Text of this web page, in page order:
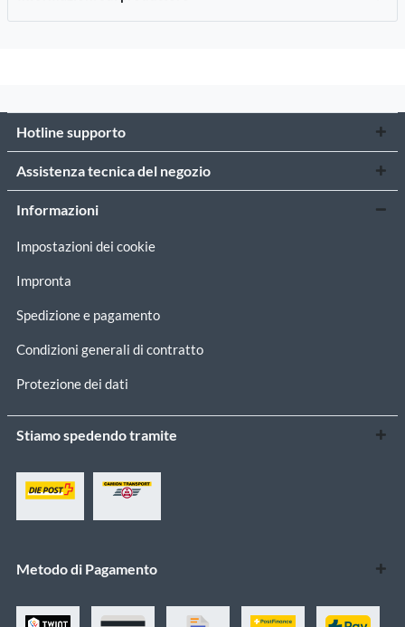
Hotline supporto
Assistenza tecnica del negozio
Informazioni
Impostazioni dei cookie
Impronta
Spedizione e pagamento
Condizioni generali di contratto
Protezione dei dati
Stiamo spedendo tramite
Metodo di Pagamento